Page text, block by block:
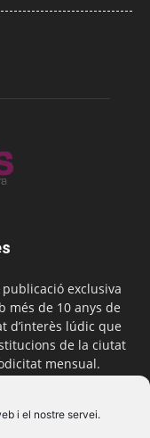
i el nostre servei.
exclusiva
més de 10 anys de
d’interès lúdic que
de la ciutat
mensual.